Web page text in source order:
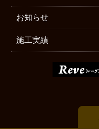
お知らせ
施工実績